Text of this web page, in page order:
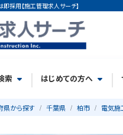
採用【施工管理求人サーチ】
索 はじめての方へ
県から探す 千葉県 柏市 電気施